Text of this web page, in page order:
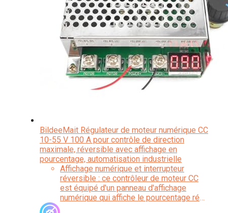
BildeeMait Régulateur de moteur numérique CC
10-55 V 100 A pour contrôle de direction
maximale, réversible avec affichage en
pourcentage, automatisation industrielle
Affichage numérique et interrupteur
réversible : ce contrôleur de moteur CC
est équipé d'un panneau d'affichage
numérique qui affiche le pourcentage réel